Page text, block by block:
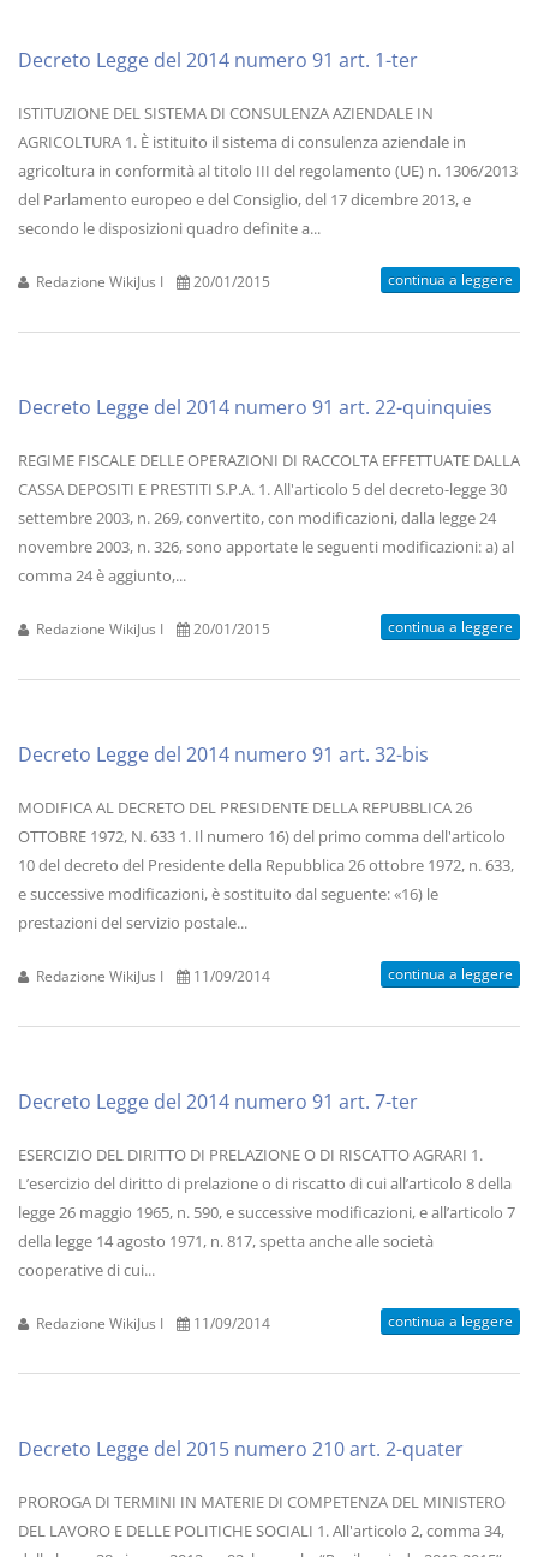
Decreto Legge del 2014 numero 91 art. 1-ter
ISTITUZIONE DEL SISTEMA DI CONSULENZA AZIENDALE IN
AGRICOLTURA 1. È istituito il sistema di consulenza aziendale in
agricoltura in conformità al titolo III del regolamento (UE) n. 1306/2013
del Parlamento europeo e del Consiglio, del 17 dicembre 2013, e
secondo le disposizioni quadro definite a...
Redazione WikiJus I 20/01/2015 continua a leggere
Decreto Legge del 2014 numero 91 art. 22-quinquies
REGIME FISCALE DELLE OPERAZIONI DI RACCOLTA EFFETTUATE DALLA
CASSA DEPOSITI E PRESTITI S.P.A. 1. All'articolo 5 del decreto-legge 30
settembre 2003, n. 269, convertito, con modificazioni, dalla legge 24
novembre 2003, n. 326, sono apportate le seguenti modificazioni: a) al
comma 24 è aggiunto,...
Redazione WikiJus I 20/01/2015 continua a leggere
Decreto Legge del 2014 numero 91 art. 32-bis
MODIFICA AL DECRETO DEL PRESIDENTE DELLA REPUBBLICA 26
OTTOBRE 1972, N. 633 1. Il numero 16) del primo comma dell'articolo
10 del decreto del Presidente della Repubblica 26 ottobre 1972, n. 633,
e successive modificazioni, è sostituito dal seguente: «16) le
prestazioni del servizio postale...
Redazione WikiJus I 11/09/2014 continua a leggere
Decreto Legge del 2014 numero 91 art. 7-ter
ESERCIZIO DEL DIRITTO DI PRELAZIONE O DI RISCATTO AGRARI 1.
L’esercizio del diritto di prelazione o di riscatto di cui all’articolo 8 della
legge 26 maggio 1965, n. 590, e successive modificazioni, e all’articolo 7
della legge 14 agosto 1971, n. 817, spetta anche alle società
cooperative di cui...
Redazione WikiJus I 11/09/2014 continua a leggere
Decreto Legge del 2015 numero 210 art. 2-quater
PROROGA DI TERMINI IN MATERIE DI COMPETENZA DEL MINISTERO
DEL LAVORO E DELLE POLITICHE SOCIALI 1. All'articolo 2, comma 34,